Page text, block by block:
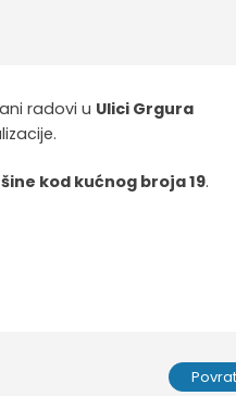
radovi u Ulici Grgura
kod kućnog broja 19.